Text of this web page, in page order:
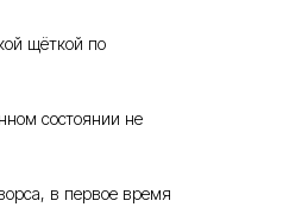
щёткой по
состоянии не
в первое время